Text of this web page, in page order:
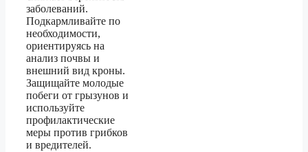
заболеваний.
Подкармливайте по
необходимости,
ориентируясь на
анализ почвы и
внешний вид кроны.
Защищайте молодые
побеги от грызунов и
используйте
профилактические
меры против грибков
и вредителей.